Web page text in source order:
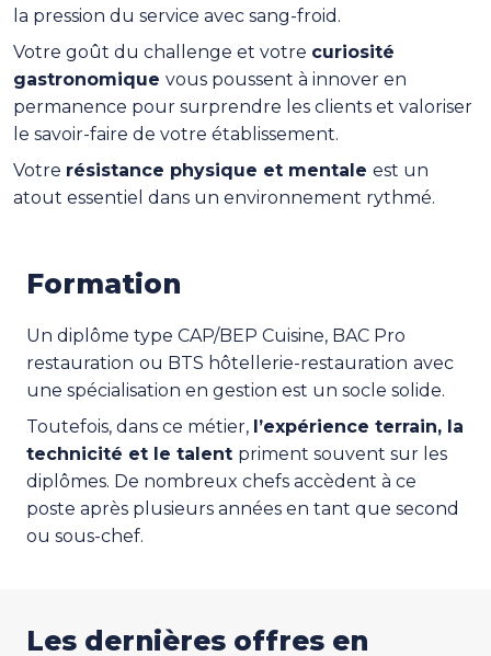
la pression du service avec sang-froid.
Votre goût du challenge et votre curiosité
gastronomique vous poussent à innover en
permanence pour surprendre les clients et valoriser
le savoir-faire de votre établissement.
Votre résistance physique et mentale est un
atout essentiel dans un environnement rythmé.
Formation
Un diplôme type CAP/BEP Cuisine, BAC Pro
restauration ou BTS hôtellerie-restauration avec
une spécialisation en gestion est un socle solide.
Toutefois, dans ce métier, l’expérience terrain, la
technicité et le talent priment souvent sur les
diplômes. De nombreux chefs accèdent à ce
poste après plusieurs années en tant que second
ou sous-chef.
Les dernières offres en